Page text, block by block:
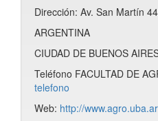
Dirección: Av. San Martín
ARGENTINA
CIUDAD DE BUENOS
Teléfono FACULTAD DE
telefono
Web: http://www.agro.uba.ar